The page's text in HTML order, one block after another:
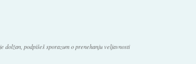
podpišeš sporazum o prenehanju veljavnosti